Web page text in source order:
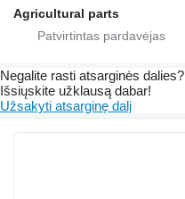
Agricultural parts
Negalite rasti atsarginės dalies?
Išsiųskite užklausą dabar!
Užsakyti atsarginę dalį